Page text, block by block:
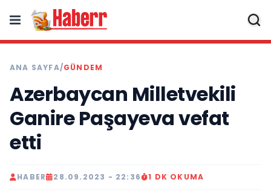
ANA SAYFA/GÜNDEM
Azerbaycan Milletvekili
Ganire Paşayeva vefat
etti
HABER 28.09.2023 - 22:36 1 DK OKUMA